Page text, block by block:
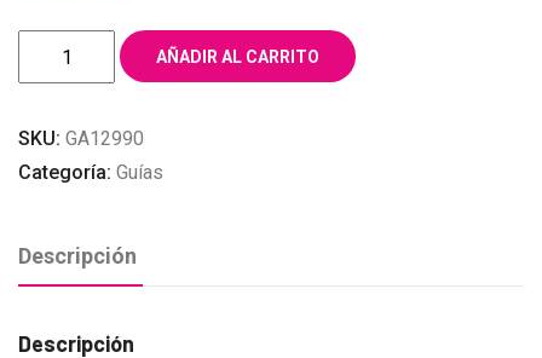
JUEGO
DE
PLÁSTICAS
LARGE
8
PIEZAS
AÑADIR AL CARRITO
SKU: GA12990
Categoría: Guías
Descripción
Descripción